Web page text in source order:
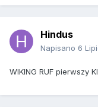
Hindus
Napisano 6
WIKING RUF pierwszy